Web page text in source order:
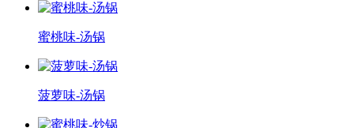
蜜桃味-汤锅
菠萝味-汤锅